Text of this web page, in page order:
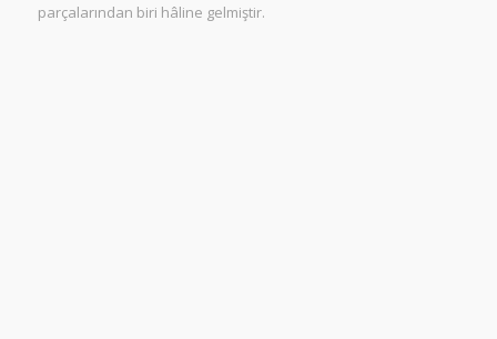
parçalarından biri hâline gelmiştir.